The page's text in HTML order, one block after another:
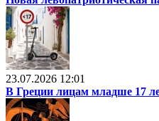
23.07.2026 12:01
В Греции лицам младше 17